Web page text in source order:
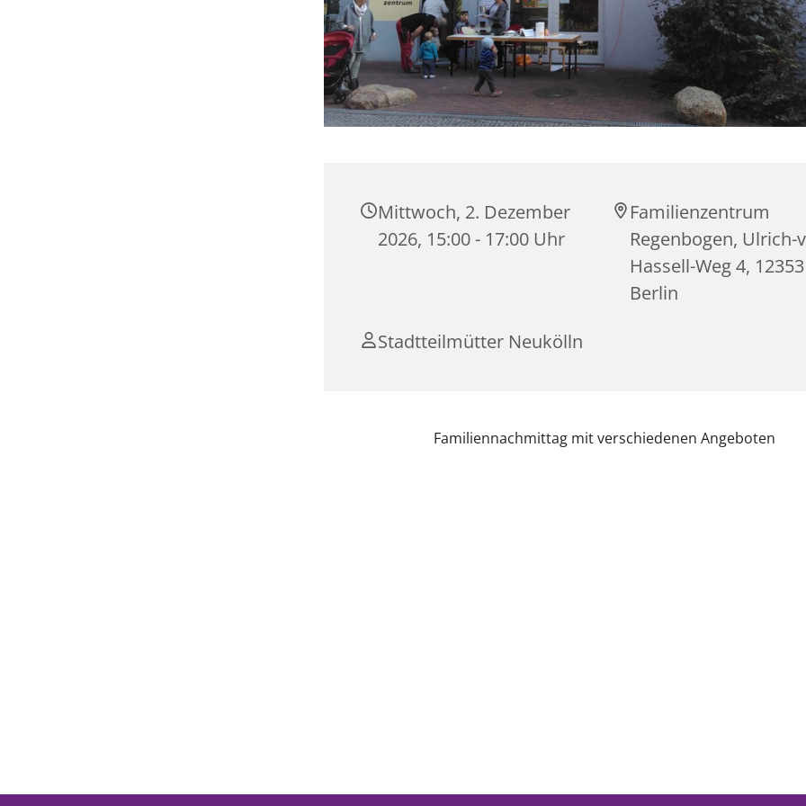
Mittwoch, 2. Dezember
2026, 15:00 - 17:00 Uhr
Familienzentrum
Regenbogen, Ulrich-
Hassell-Weg 4, 12353
Berlin
Stadtteilmütter Neukölln
Familiennachmittag mit verschiedenen Angeboten